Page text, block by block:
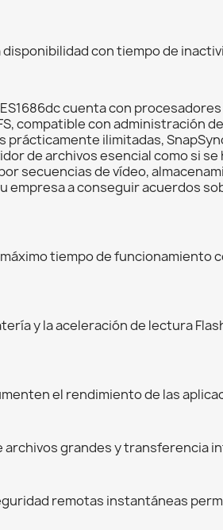
con tiempo de
cuenta con
compatible con administración
prácticamente ilimitadas,
de archivos esencial como si
secuencias de vídeo,
a conseguir acuerdos
tiempo de funcionamiento
y la aceleración de lectura
el rendimiento de las
grandes y transferencia
remotas instantáneas